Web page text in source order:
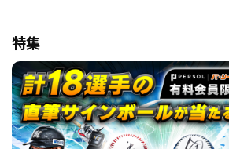
特集